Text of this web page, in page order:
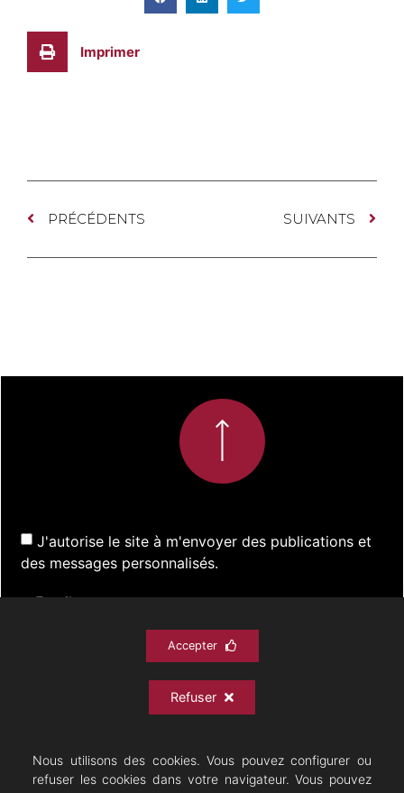
Imprimer
PRÉCÉDENTS SUIVANTS
J'autorise le site à m'envoyer des publications et
des messages personnalisés.
S'inscrire
SPECTACLESDOCUMENTATION
Nous utilisons des cookies. Vous pouvez configurer ou
refuser les cookies dans votre navigateur. Vous pouvez
Accepter
Refuser